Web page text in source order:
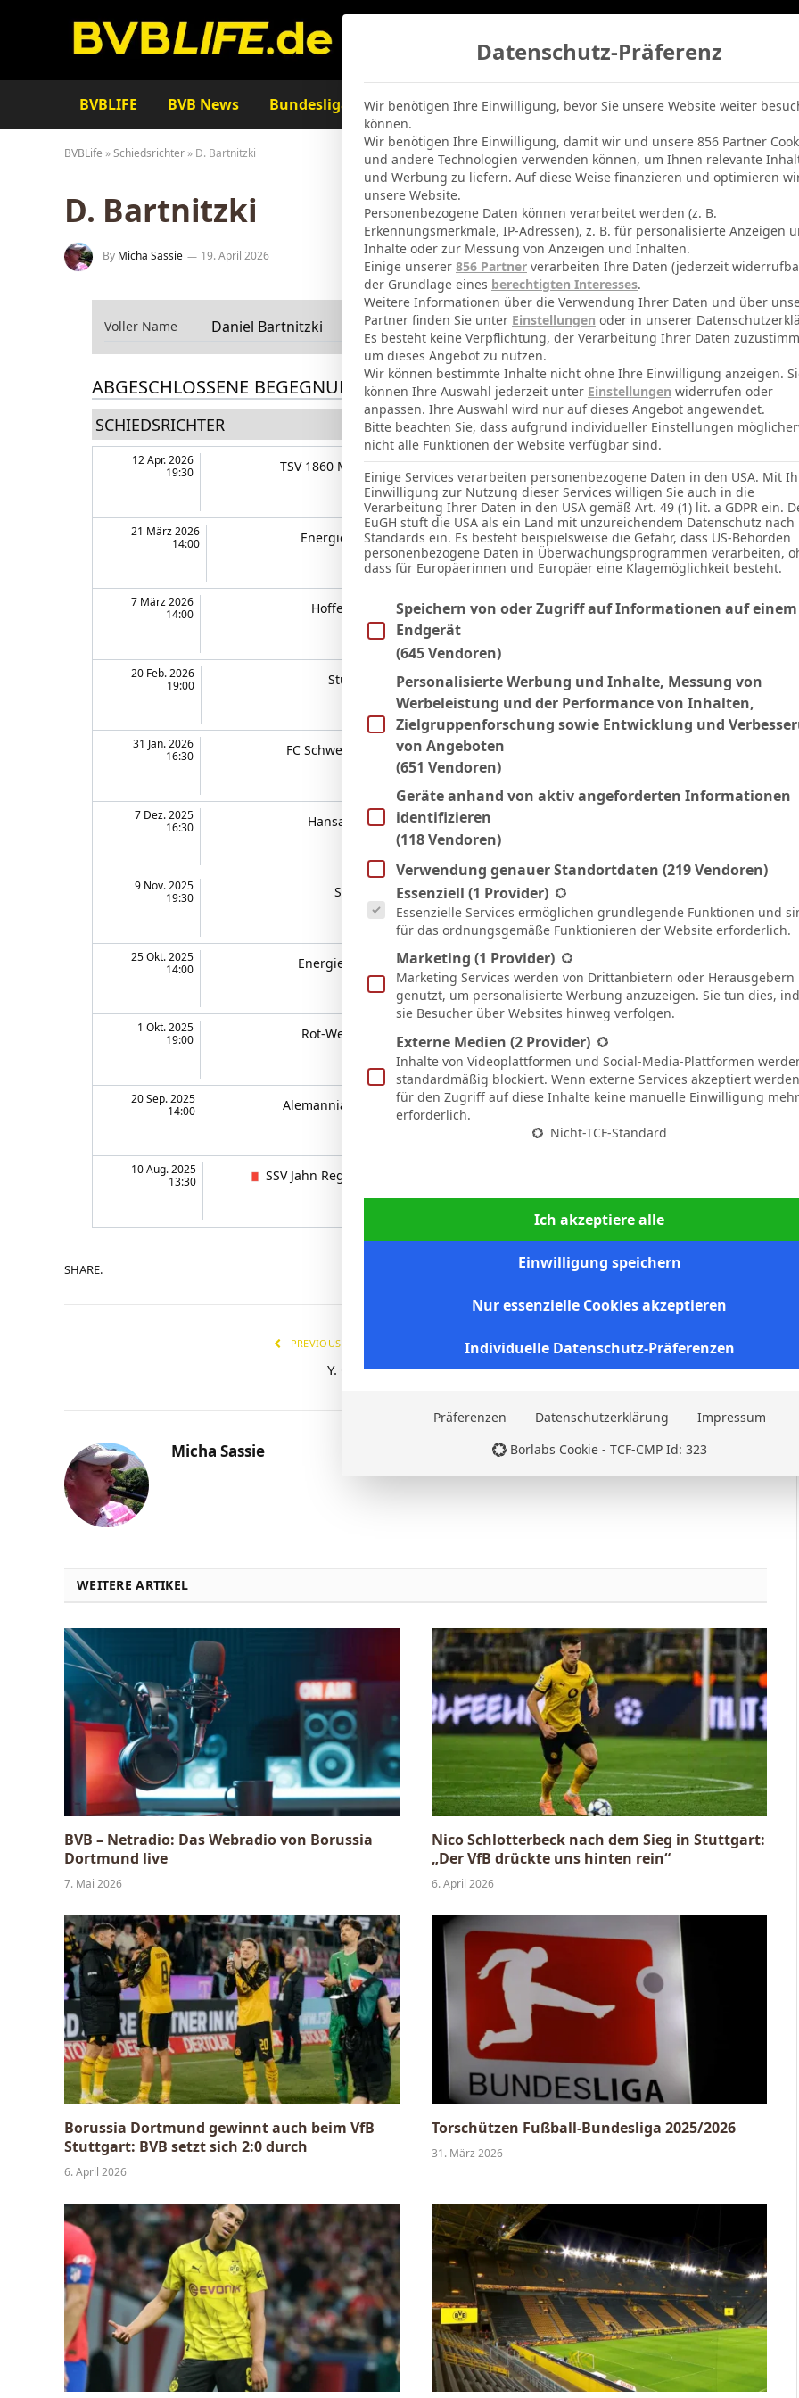
BVBLIFE BVB News Bundesliga Tabelle Champions League BVB-Netradio
BVBLife »Schiedsrichter » D. Bartnitzki
D. Bartnitzki
By Micha Sassie 19. April 2026
Voller Name Daniel Bartnitzki
ABGESCHLOSSENE BEGEGNUNGEN
SCHIEDSRICHTER
12 Apr. 2026
19:30
TSV 1860 München 2 2 SSV Jahn Regensburg
4
21 März 2026
14:00
Energie Cottbus 1 1 SSV Ulm 1846
3
7 März 2026
14:00
Hoffenheim II 2 4 Rot-Weiß Essen
20 Feb. 2026
19:00
Stuttgart II 3 1 Waldhof Mannheim
6
31 Jan. 2026
16:30
FC Schweinfurt 05 0 1
7 Dez. 2025
16:30
Hansa Rostock 2 2
9 Nov. 2025
19:30
SV Wehen 0 1 FC Viktoria Köln
5
25 Okt. 2025
14:00
Energie Cottbus 4 3 Havelse
5
1 Okt. 2025
19:00
Rot-Weiß Essen 3 1 Hoffenheim II
4
20 Sep. 2025
14:00
Alemannia Aachen 3 2 Waldhof Mannheim
10 Aug. 2025
13:30
SSV Jahn Regensburg
4 1
SHARE.
PREVIOUS ARTICLE
Y. Ohashi
NEXT ARTICLE
M. Nather
Micha Sassie
WEITERE ARTIKEL
BVB – Netradio: Das Webradio von Borussia
Dortmund live
7. Mai 2026
Nico Schlotterbeck nach dem Sieg in Stuttgart:
„Der VfB drückte uns hinten rein“
6. April 2026
Borussia Dortmund gewinnt auch beim VfB
Stuttgart: BVB setzt sich 2:0 durch
6. April 2026
Torschützen Fußball-Bundesliga 2025/2026
31. März 2026
Datenschutz-Präferenz
Wir benötigen Ihre Einwilligung, bevor Sie unsere Website weiter
können.
Wir benötigen Ihre Einwilligung, damit wir und unsere 856 Partner
und andere Technologien verwenden können, um Ihnen relevante
und Werbung zu liefern. Auf diese Weise finanzieren und optimieren
unsere Website.
Personenbezogene Daten können verarbeitet werden (z. B.
Erkennungsmerkmale, IP-Adressen), z. B. für personalisierte Anzeigen
Inhalte oder zur Messung von Anzeigen und Inhalten.
Einige unserer 856 Partner verarbeiten Ihre Daten (jederzeit
der Grundlage eines berechtigten Interesses.
Weitere Informationen über die Verwendung Ihrer Daten und über
Partner finden Sie unter Einstellungen oder in unserer
Es besteht keine Verpflichtung, der Verarbeitung Ihrer Daten
um dieses Angebot zu nutzen.
Wir können bestimmte Inhalte nicht ohne Ihre Einwilligung anzeigen.
können Ihre Auswahl jederzeit unter Einstellungen widerrufen oder
anpassen. Ihre Auswahl wird nur auf dieses Angebot angewendet.
Bitte beachten Sie, dass aufgrund individueller Einstellungen
nicht alle Funktionen der Website verfügbar sind.
Einige Services verarbeiten personenbezogene Daten in den USA. Mit
Einwilligung zur Nutzung dieser Services willigen Sie auch in die
Verarbeitung Ihrer Daten in den USA gemäß Art. 49 (1) lit. a GDPR ein.
EuGH stuft die USA als ein Land mit unzureichendem Datenschutz nach
Standards ein. Es besteht beispielsweise die Gefahr, dass US-Behörden
personenbezogene Daten in Überwachungsprogrammen verarbeiten,
dass für Europäerinnen und Europäer eine Klagemöglichkeit besteht.
Im Folgenden finden Sie eine Liste der Zwecke des IAB Transparency
Speichern von oder Zugriff auf Informationen auf einem
Endgerät
(645 Vendoren)
Personalisierte Werbung und Inhalte, Messung von
Werbeleistung und der Performance von Inhalten,
Zielgruppenforschung sowie Entwicklung und
von Angeboten
(651 Vendoren)
Geräte anhand von aktiv angeforderten Informationen
identifizieren
(118 Vendoren)
Verwendung genauer Standortdaten (219 Vendoren)
Es folgt eine Liste der Service-Gruppen, für die eine Einwilligung
Essenziell (1 Provider)
Essenzielle Services ermöglichen grundlegende Funktionen und
für das ordnungsgemäße Funktionieren der Website erforderlich.
Marketing (1 Provider)
Marketing Services werden von Drittanbietern oder Herausgebern
genutzt, um personalisierte Werbung anzuzeigen. Sie tun dies,
sie Besucher über Websites hinweg verfolgen.
Externe Medien (2 Provider)
Inhalte von Videoplattformen und Social-Media-Plattformen
standardmäßig blockiert. Wenn externe Services akzeptiert
für den Zugriff auf diese Inhalte keine manuelle Einwilligung mehr
erforderlich.
Nicht-TCF-Standard
Ich akzeptiere alle
Einwilligung speichern
Nur essenzielle Cookies akzeptieren
Individuelle Datenschutz-Präferenzen
Präferenzen Datenschutzerklärung
Impressum
Borlabs Cookie - TCF-CMP Id: 323